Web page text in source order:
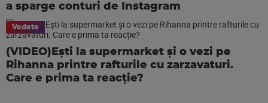
a sparge conturi de Instagram
Vedete
(VIDEO)Ești la supermarket și o vezi pe
Rihanna printre rafturile cu zarzavaturi.
Care e prima ta reacție?